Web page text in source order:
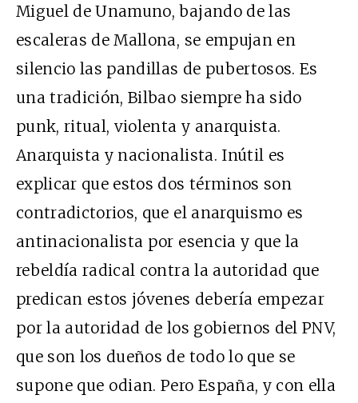
Miguel de Unamuno, bajando de las
escaleras de Mallona, se empujan en
silencio las pandillas de pubertosos. Es
una tradición, Bilbao siempre ha sido
punk, ritual, violenta y anarquista.
Anarquista y nacionalista. Inútil es
explicar que estos dos términos son
contradictorios, que el anarquismo es
antinacionalista por esencia y que la
rebeldía radical contra la autoridad que
predican estos jóvenes debería empezar
por la autoridad de los gobiernos del PNV,
que son los dueños de todo lo que se
supone que odian. Pero España, y con ella